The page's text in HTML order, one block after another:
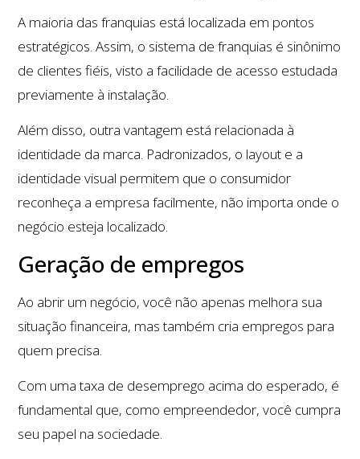
A maioria das franquias está localizada em pontos
estratégicos. Assim, o sistema de franquias é sinônimo
de clientes fiéis, visto a facilidade de acesso estudada
previamente à instalação.
Além disso, outra vantagem está relacionada à
identidade da marca. Padronizados, o layout e a
identidade visual permitem que o consumidor
reconheça a empresa facilmente, não importa onde o
negócio esteja localizado.
Geração de empregos
Ao abrir um negócio, você não apenas melhora sua
situação financeira, mas também cria empregos para
quem precisa.
Com uma taxa de desemprego acima do esperado, é
fundamental que, como empreendedor, você cumpra
seu papel na sociedade.